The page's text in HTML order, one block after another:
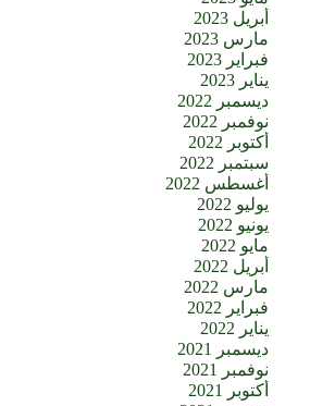
أبريل 2023
مارس 2023
فبراير 2023
يناير 2023
ديسمبر 2022
نوفمبر 2022
أكتوبر 2022
سبتمبر 2022
أغسطس 2022
يوليو 2022
يونيو 2022
مايو 2022
أبريل 2022
مارس 2022
فبراير 2022
يناير 2022
ديسمبر 2021
نوفمبر 2021
أكتوبر 2021